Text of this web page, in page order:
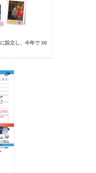
設立し、今年で 30